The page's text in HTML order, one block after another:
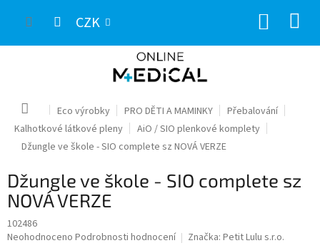
CZK
Domů Eco výrobky PRO DĚTI A MAMINKY
Přebalování
Kalhotkové látkové pleny
AiO / SIO plenkové komplety
Džungle ve škole - SIO complete sz NOVÁ VERZE
Džungle ve škole - SIO complete sz
NOVÁ VERZE
102486
Průměrné
Neohodnoceno Podrobnosti hodnocení Značka: Petit Lulu s.r.o.